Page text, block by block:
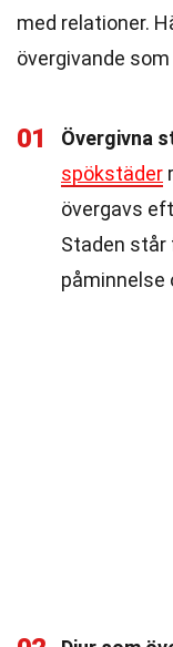
med relationer.
övergivande
01 Övergivna
spökstäder
övergavs
Staden står
påminnelse